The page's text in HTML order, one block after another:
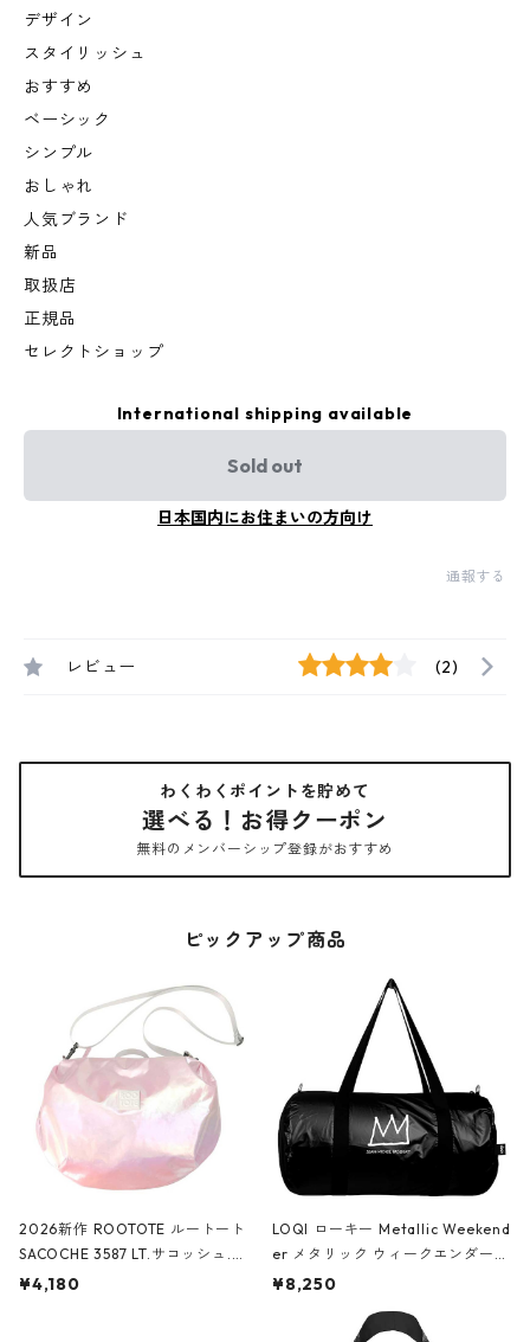
デザイン
スタイリッシュ
おすすめ
ベーシック
シンプル
おしゃれ
人気ブランド
新品
取扱店
正規品
セレクトショップ
International shipping available
Sold out
日本国内にお住まいの方向け
通報する
レビュー (2)
わくわくポイントを貯めて
選べる！お得クーポン
無料のメンバーシップ登録がおすすめ
ピックアップ商品
2026新作 ROOTOTE ルートート
SACOCHE 3587 LT.サコッシュ.ル
ミエ-B ショルダーバッグ グロスピ
¥4,180
LOQI ローキー Metallic Weekend
er メタリック ウィークエンダー
ボストンバッグ ショルダーバッグ
Black ジャン=ミッシェル・バスキ
¥8,250